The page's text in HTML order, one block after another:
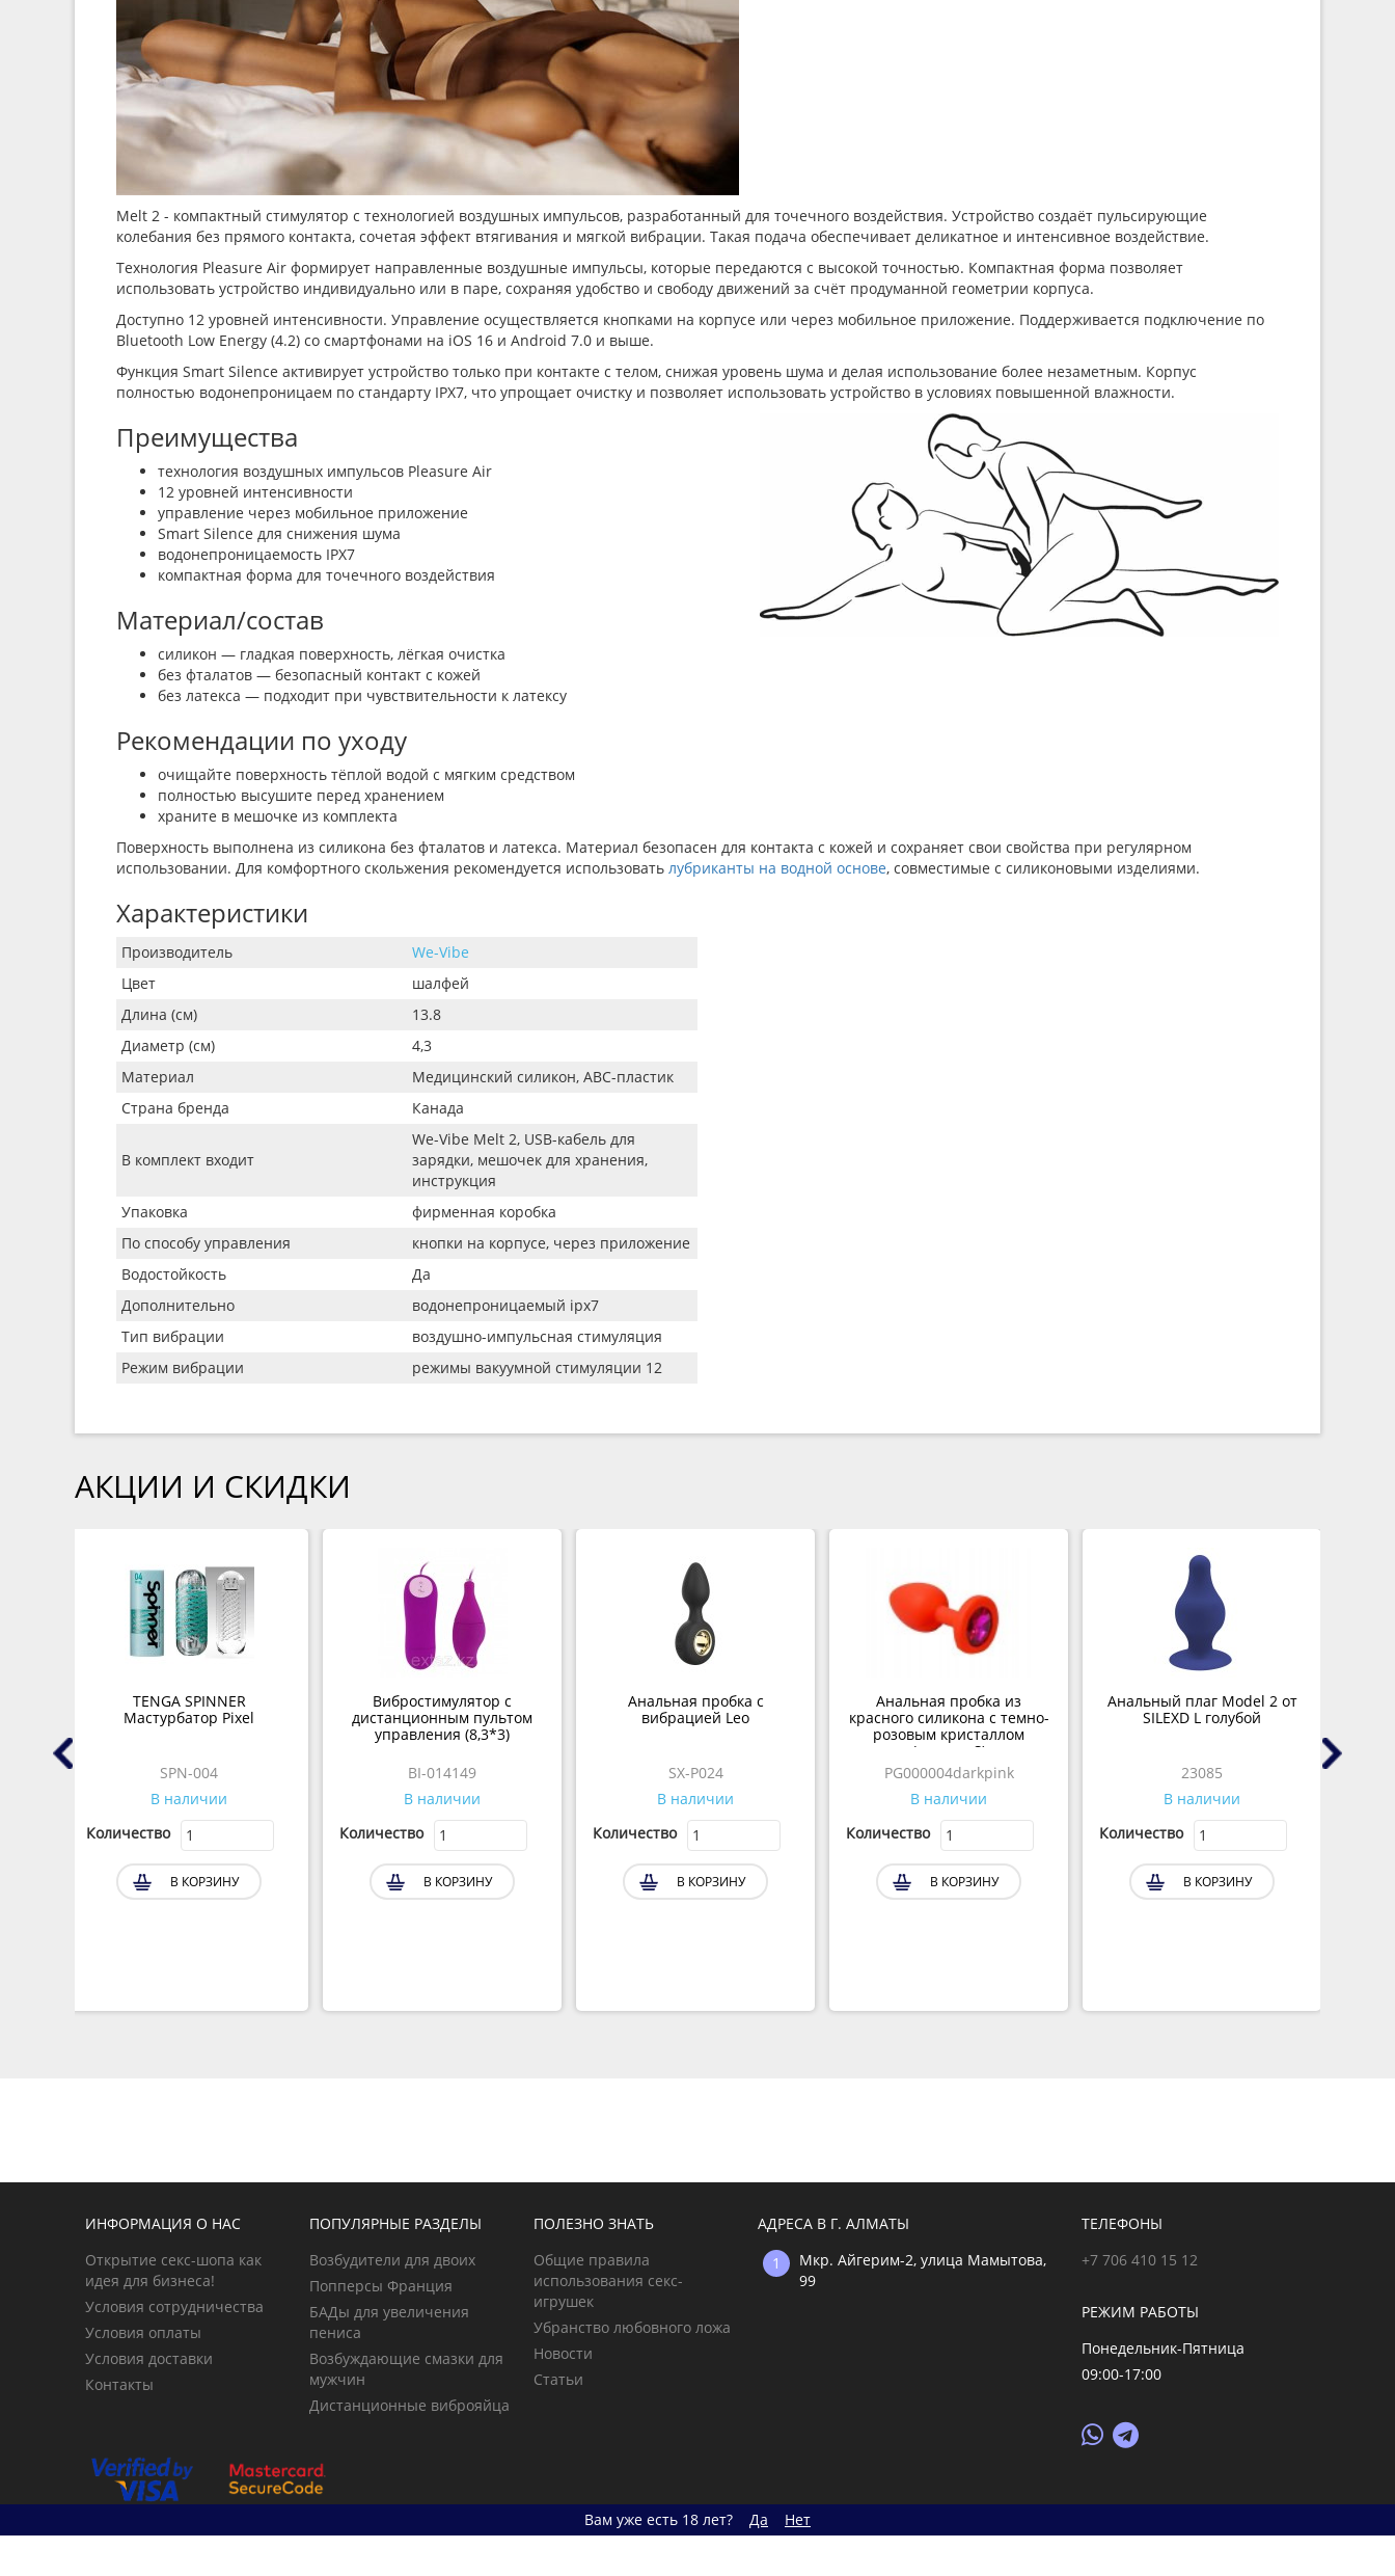
Melt 2 - компактный стимулятор с технологией воздушных импульсов, разработанный для точечного воздействия. Устройство создаёт пульсирующие
колебания без прямого контакта, сочетая эффект втягивания и мягкой вибрации. Такая подача обеспечивает деликатное и интенсивное воздействие.
Технология Pleasure Air формирует направленные воздушные импульсы, которые передаются с высокой точностью. Компактная форма позволяет
использовать устройство индивидуально или в паре, сохраняя удобство и свободу движений за счёт продуманной геометрии корпуса.
Доступно 12 уровней интенсивности. Управление осуществляется кнопками на корпусе или через мобильное приложение. Поддерживается подключение по
Bluetooth Low Energy (4.2) со смартфонами на iOS 16 и Android 7.0 и выше.
Функция Smart Silence активирует устройство только при контакте с телом, снижая уровень шума и делая использование более незаметным. Корпус
полностью водонепроницаем по стандарту IPX7, что упрощает очистку и позволяет использовать устройство в условиях повышенной влажности.
Преимущества
технология воздушных импульсов Pleasure Air
12 уровней интенсивности
управление через мобильное приложение
Smart Silence для снижения шума
водонепроницаемость IPX7
компактная форма для точечного воздействия
Материал/состав
силикон — гладкая поверхность, лёгкая очистка
без фталатов — безопасный контакт с кожей
без латекса — подходит при чувствительности к латексу
Рекомендации по уходу
очищайте поверхность тёплой водой с мягким средством
полностью высушите перед хранением
храните в мешочке из комплекта
Поверхность выполнена из силикона без фталатов и латекса. Материал безопасен для контакта с кожей и сохраняет свои свойства при регулярном
использовании. Для комфортного скольжения рекомендуется использовать лубриканты на водной основе, совместимые с силиконовыми изделиями.
Характеристики
Производитель
We-Vibe
Цвет
шалфей
Длина (см)
13.8
Диаметр (см)
4,3
Материал
Медицинский силикон, ABC-пластик
Страна бренда
Канада
В комплект входит
We-Vibe Melt 2, USB-кабель для
зарядки, мешочек для хранения,
инструкция
Упаковка
фирменная коробка
По способу управления
кнопки на корпусе, через приложение
Водостойкость
Да
Дополнительно
водонепроницаемый ipx7
Тип вибрации
воздушно-импульсная стимуляция
Режим вибрации
режимы вакуумной стимуляции 12
АКЦИИ И СКИДКИ
TENGA SPINNER
Мастурбатор Pixel
SPN-004
В наличии
Количество
В КОРЗИНУ
Вибростимулятор с
дистанционным пультом
управления (8,3*3)
BI-014149
В наличии
Количество
В КОРЗИНУ
Анальная пробка с
вибрацией Leo
SX-P024
В наличии
Количество
В КОРЗИНУ
Анальная пробка из
красного силикона с темно-
розовым кристаллом
(размер S)
PG000004darkpink
В наличии
Количество
В КОРЗИНУ
Анальный плаг Model 2 от
SILEXD L голубой
23085
В наличии
Количество
В КОРЗИНУ
Вам уже есть 18 лет? Да Нет
ИНФОРМАЦИЯ О НАС
Открытие секс-шопа как
идея для бизнеса!
Условия сотрудничества
Условия оплаты
Условия доставки
Контакты
ПОПУЛЯРНЫЕ РАЗДЕЛЫ
Возбудители для двоих
Попперсы Франция
БАДы для увеличения
пениса
Возбуждающие смазки для
мужчин
Дистанционные виброяйца
ПОЛЕЗНО ЗНАТЬ
Общие правила
использования секс-
игрушек
Убранство любовного ложа
Новости
Статьи
АДРЕСА В Г. АЛМАТЫ
Мкр. Айгерим-2, улица Мамытова,
99
ТЕЛЕФОНЫ
+7 706 410 15 12
РЕЖИМ РАБОТЫ
Понедельник-Пятница
09:00-17:00